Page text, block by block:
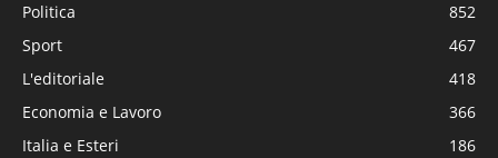
Politica
852
Sport
467
L'editoriale
418
Economia e Lavoro
366
Italia e Esteri
186